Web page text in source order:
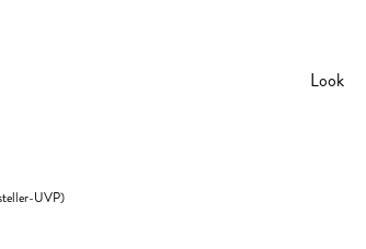
Look
UVP)